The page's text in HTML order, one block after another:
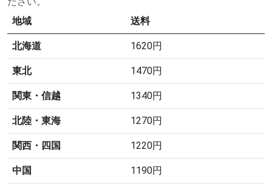
地域
送料
北海道 1620円
東北 1470円
関東・信越 1340円
北陸・東海 1270円
関西・四国 1220円
中国 1190円